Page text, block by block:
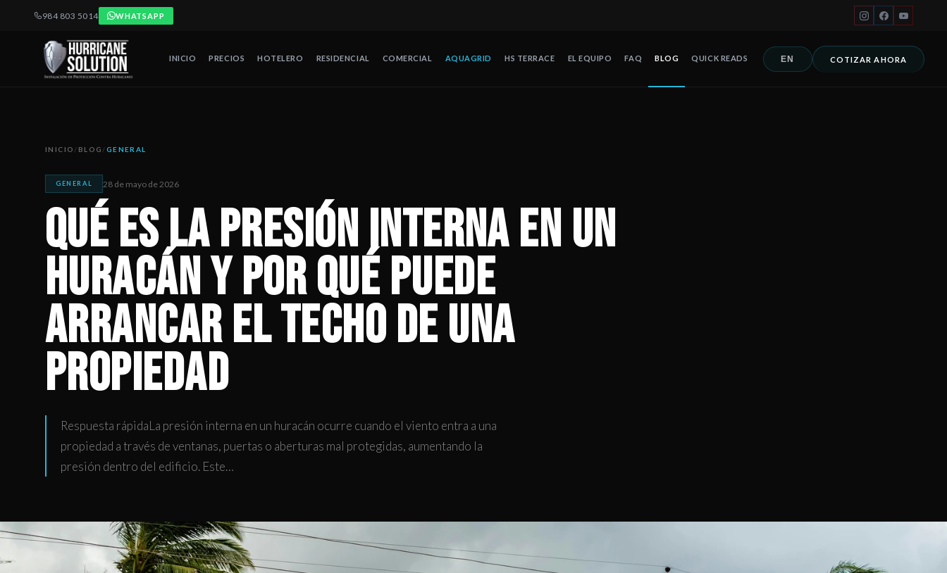
984 803 5014 WHATSAPP
INICIO PRECIOS HOTELERO RESIDENCIAL COMERCIAL AQUAGRID HS TERRACE EL EQUIPO FAQ BLOG QUICK READS EN COTIZAR AHORA
INICIO / BLOG /GENERAL
GENERAL 28 de mayo de 2026
Qué es la presión interna en un
huracán y por qué puede
arrancar el techo de una
propiedad
Respuesta rápidaLa presión interna en un huracán ocurre cuando el viento entra a una
propiedad a través de ventanas, puertas o aberturas mal protegidas, aumentando la
presión dentro del edificio. Este…